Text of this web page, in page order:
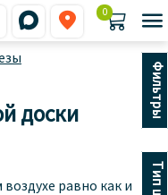
  
0 
Фильтры
доски
равно как и